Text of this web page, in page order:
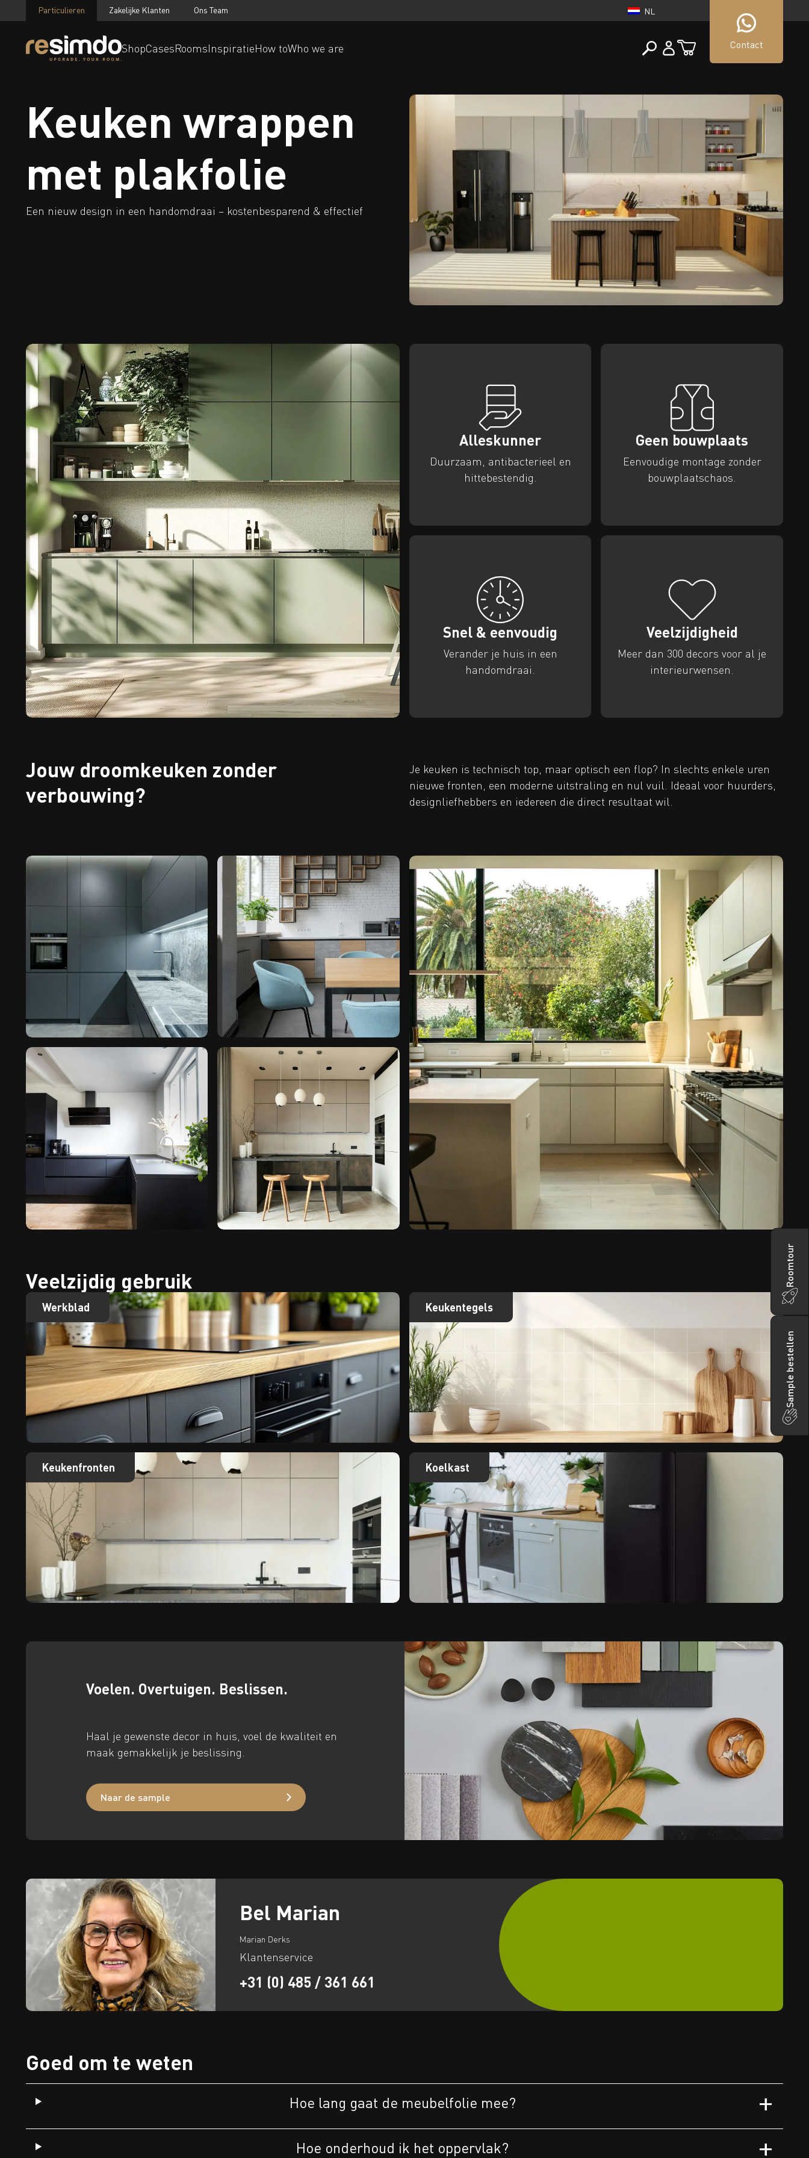
Roomtour
Sample bestellen
Particulieren Zakelijke Klanten Ons Team NL
Contact
ShopCasesRoomsInspiratieHow toWho we are
Keuken wrappen
met plakfolie
Een nieuw design in een handomdraai – kostenbesparend & effectief
Alleskunner
Duurzaam, antibacterieel en
hittebestendig.
Geen bouwplaats
Eenvoudige montage zonder
bouwplaatschaos.
Snel & eenvoudig
Verander je huis in een
handomdraai.
Veelzijdigheid
Meer dan 300 decors voor al je
interieurwensen.
Jouw droomkeuken zonder
verbouwing?
Je keuken is technisch top, maar optisch een flop? In slechts enkele uren
nieuwe fronten, een moderne uitstraling en nul vuil. Ideaal voor huurders,
designliefhebbers en iedereen die direct resultaat wil.
Veelzijdig gebruik
Werkblad Keukentegels
Keukenfronten Koelkast
Voelen. Overtuigen. Beslissen.
Haal je gewenste decor in huis, voel de kwaliteit en
maak gemakkelijk je beslissing.
Naar de sample
Bel Marian
Marian Derks
Klantenservice
+31 (0) 485 / 361 661
Goed om te weten
Hoe lang gaat de meubelfolie mee?
Hoe onderhoud ik het oppervlak?